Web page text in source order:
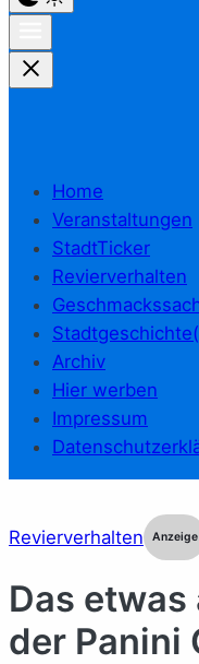
Home
Veranstaltungen
StadtTicker
Revierverhalten
Archiv
Hier werben
Impressum
Revierverhalten Anzeige
Das etwas
der Panini